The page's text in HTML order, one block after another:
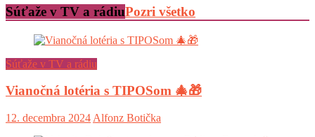
Súťaže v TV a rádiuPozri všetko
Súťaže v TV a rádiu
Vianočná lotéria s TIPOSom 🎄🎁
12. decembra 2024 Alfonz Botička